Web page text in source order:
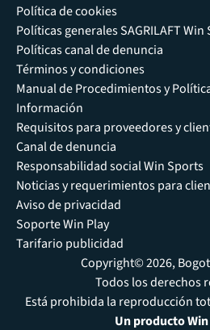
Política de cookies
Políticas generales SAGRILAFT Win
Políticas canal de denuncia
Términos y condiciones
Manual de Procedimientos y
Información
Requisitos para proveedores y
Canal de denuncia
Responsabilidad social Win Sports
Noticias y requerimientos para
Aviso de privacidad
Soporte Win Play
Tarifario publicidad
Copyright© 2026,
Todos los derechos
Está prohibida la reproducción
Un producto